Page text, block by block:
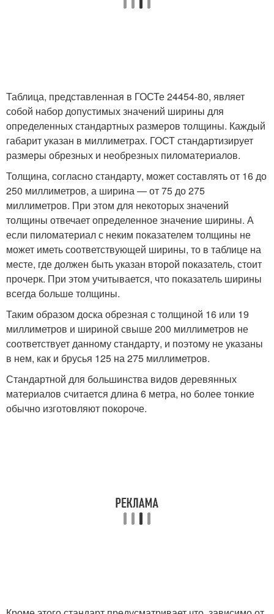
Таблица, представленная в ГОСТе 24454-80, являет
собой набор допустимых значений ширины для
определенных стандартных размеров толщины. Каждый
габарит указан в миллиметрах. ГОСТ стандартизирует
размеры обрезных и необрезных пиломатериалов.
Толщина, согласно стандарту, может составлять от 16 до
250 миллиметров, а ширина — от 75 до 275
миллиметров. При этом для некоторых значений
толщины отвечает определенное значение ширины. А
если пиломатериал с неким показателем толщины не
может иметь соответствующей ширины, то в таблице на
месте, где должен быть указан второй показатель, стоит
прочерк. При этом учитывается, что показатель ширины
всегда больше толщины.
Таким образом доска обрезная с толщиной 16 или 19
миллиметров и шириной свыше 200 миллиметров не
соответствует данному стандарту, и поэтому не указаны
в нем, как и брусья 125 на 275 миллиметров.
Стандартной для большинства видов деревянных
материалов считается длина 6 метра, но более тонкие
обычно изготовляют покороче.